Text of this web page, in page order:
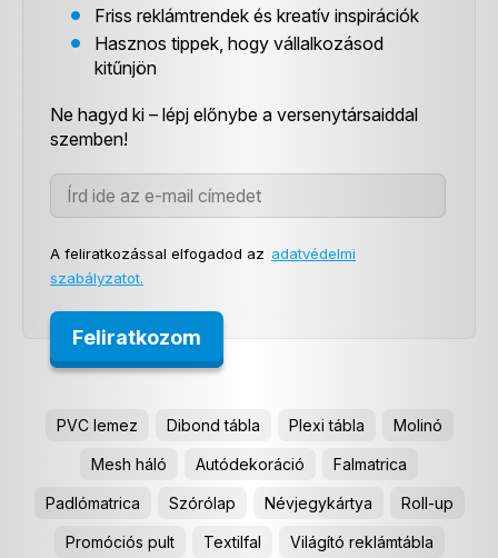
Friss reklámtrendek és kreatív inspirációk
Hasznos tippek, hogy vállalkozásod
kitűnjön
Ne hagyd ki – lépj előnybe a versenytársaiddal
szemben!
A feliratkozással elfogadod az adatvédelmi
szabályzatot.
PVC lemez Dibond tábla Plexi tábla Molinó
Mesh háló Autódekoráció Falmatrica
Padlómatrica Szórólap Névjegykártya Roll-up
Promóciós pult Textilfal Világító reklámtábla